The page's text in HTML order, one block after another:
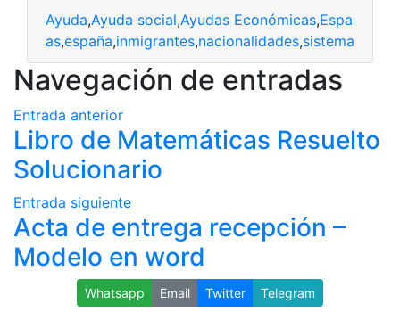
Ayuda,Ayuda social,Ayudas Económicas,España
,españa,inmigrantes,nacionalidades,sistema
Navegación de entradas
Entrada anterior
Libro de Matemáticas Resuelto
Solucionario
Entrada siguiente
Acta de entrega recepción –
Modelo en word
Whatsapp Email Twitter Telegram